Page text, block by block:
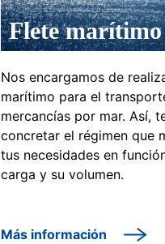
Flete marítimo
Nos encargamos de
marítimo para el
mercancías por mar. Así,
concretar el régimen que
tus necesidades en
carga y su volumen.
Más información